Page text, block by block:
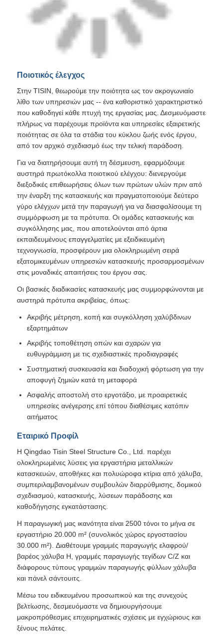
Ποιοτικός έλεγχος
Στην TISIN, θεωρούμε την ποιότητα ως τον ακρογωνιαίο
λίθο των υπηρεσιών μας -- ένα καθοριστικό χαρακτηριστικό
που καθοδηγεί κάθε πτυχή της εργασίας μας. Δεσμευόμαστε
πλήρως να παρέχουμε προϊόντα και υπηρεσίες εξαιρετικής
ποιότητας σε όλα τα στάδια του κύκλου ζωής ενός έργου,
από τον αρχικό σχεδιασμό έως την τελική παράδοση.
Για να διατηρήσουμε αυτή τη δέσμευση, εφαρμόζουμε
αυστηρά πρωτόκολλα ποιοτικού ελέγχου: διενεργούμε
διεξοδικές επιθεωρήσεις όλων των πρώτων υλών πριν από
την έναρξη της κατασκευής και πραγματοποιούμε δεύτερο
γύρο ελέγχων μετά την παραγωγή για να διασφαλίσουμε τη
συμμόρφωση με τα πρότυπα. Οι ομάδες κατασκευής και
συγκόλλησης μας, που αποτελούνται από άρτια
εκπαιδευμένους επαγγελματίες με εξειδικευμένη
τεχνογνωσία, προσφέρουν μια ολοκληρωμένη σειρά
εξατομικευμένων υπηρεσιών κατασκευής προσαρμοσμένων
στις μοναδικές απαιτήσεις του έργου σας.
Οι βασικές διαδικασίες κατασκευής μας συμμορφώνονται με
αυστηρά πρότυπα ακριβείας, όπως:
Ακριβής μέτρηση, κοπή και συγκόλληση χαλύβδινων
εξαρτημάτων
Ακριβής τοποθέτηση οπών και σχαρών για
ευθυγράμμιση με τις σχεδιαστικές προδιαγραφές
Συστηματική συσκευασία και διαδοχική φόρτωση για την
αποφυγή ζημιών κατά τη μεταφορά
Ασφαλής αποστολή στο εργοτάξιο, με προαιρετικές
υπηρεσίες ανέγερσης επί τόπου διαθέσιμες κατόπιν
αιτήματος
Εταιρικό Προφίλ
Η Qingdao Tisin Steel Structure Co., Ltd. παρέχει
ολοκληρωμένες λύσεις για εργαστήρια μεταλλικών
κατασκευών, αποθήκες και πολυώροφα κτίρια από χάλυβα,
συμπεριλαμβανομένων συμβουλών διαρρύθμισης, δομικού
σχεδιασμού, κατασκευής, λύσεων παράδοσης και
καθοδήγησης εγκατάστασης.
Η παραγωγική μας ικανότητα είναι 2500 τόνοι το μήνα σε
εργαστήριο 20.000 m² (συνολικός χώρος εργοστασίου
30.000 m²). Διαθέτουμε γραμμές παραγωγής ελαφρού/
βαρέος χάλυβα H, γραμμές παραγωγής τεγίδων C/Z και
διάφορους τύπους γραμμών παραγωγής φύλλων χάλυβα
και πάνελ σάντουιτς.
Μέσω του ειδικευμένου προσωπικού και της συνεχούς
βελτίωσης, δεσμευόμαστε να δημιουργήσουμε
μακροπρόθεσμες επιχειρηματικές σχέσεις με εγχώριους και
ξένους πελάτες.